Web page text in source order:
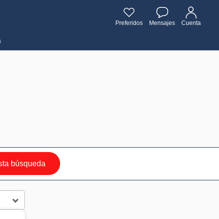
Preferidos Mensajes Cuenta
búsqueda